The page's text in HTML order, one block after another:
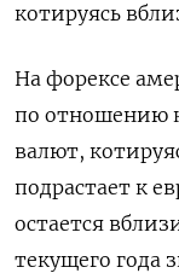
котируясь
На форексе
по отношению
валют,
подрастает к
остается
текущего года